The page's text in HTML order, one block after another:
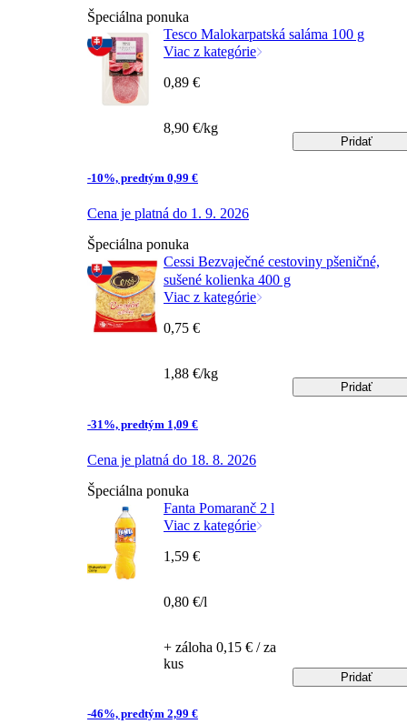
Špeciálna ponuka
Tesco Malokarpatská saláma 100 g
Viac z kategórie
-10%, predtým 0,99 €
Cena je platná do 1. 9. 2026
0,89 €
8,90 €/kg
Pridať
Špeciálna ponuka
Cessi Bezvaječné cestoviny pšeničné,
sušené kolienka 400 g
Viac z kategórie
-31%, predtým 1,09 €
Cena je platná do 18. 8. 2026
0,75 €
1,88 €/kg
Pridať
Špeciálna ponuka
Fanta Pomaranč 2 l
Viac z kategórie
-46%, predtým 2,99 €
1,59 €
0,80 €/l
+ záloha 0,15 € / za
kus
Pridať